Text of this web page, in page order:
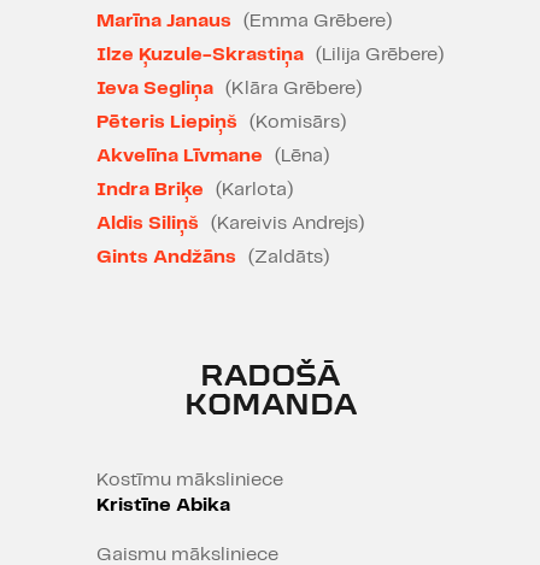
sieviete, lai uzvarētājiem nebūtu
kauns par savu uzvaru? Sievietes
nekad nepārstās maksāt. Sieviete
ir vīrieša pēdējais patvērums - kad
nekā cita vairs nav. Napoleons
nestāv šīm sievietēm blakus.
IZRĀDĒ SMĒĶĒ!
Marīna Janaus
(Emma Grēbere)
Ilze Ķuzule-Skrastiņa
(Lilija Grēbere)
Ieva Segliņa
(Klāra Grēbere)
Pēteris Liepiņš
(Komisārs)
Akvelīna Līvmane
(Lēna)
Indra Briķe
(Karlota)
Aldis Siliņš
(Kareivis Andrejs)
Gints Andžāns
(Zaldāts)
RADOŠĀ
KOMANDA
Kostīmu māksliniece
Kristīne Abika
Gaismu māksliniece